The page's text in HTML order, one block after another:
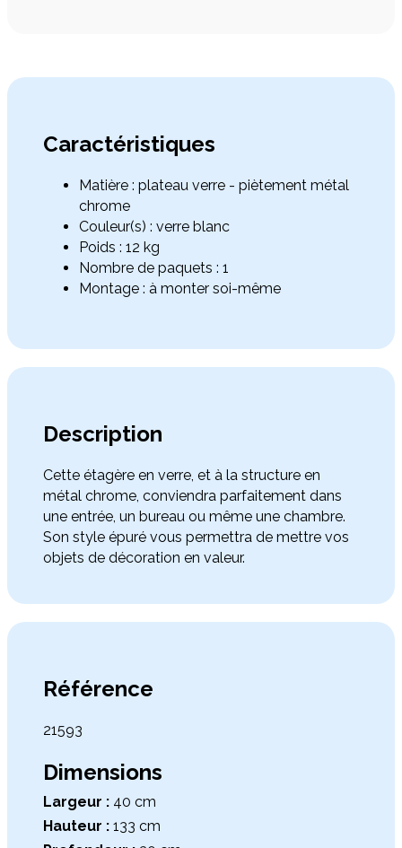
Caractéristiques
Matière : plateau verre - piètement métal
chrome
Couleur(s) : verre blanc
Poids : 12 kg
Nombre de paquets : 1
Montage : à monter soi-même
Description
Cette étagère en verre, et à la structure en
métal chrome, conviendra parfaitement dans
une entrée, un bureau ou même une chambre.
Son style épuré vous permettra de mettre vos
objets de décoration en valeur.
Référence
21593
Dimensions
Largeur : 40 cm
Hauteur : 133 cm